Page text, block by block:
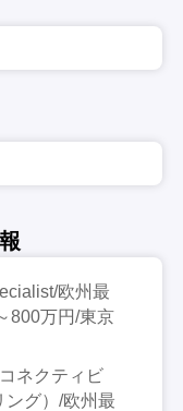
欧州最
800万円/東京
ネクティビ
ング）/欧州最